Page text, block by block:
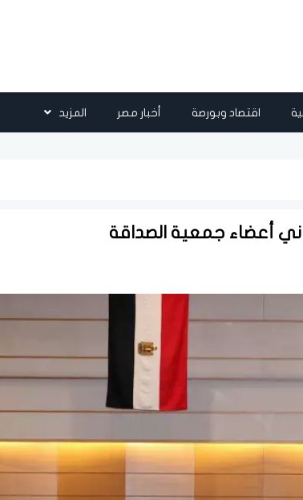
اقتصاد وبورصة أخبار مصر المزيد
أعضاء جمعية الصداقة